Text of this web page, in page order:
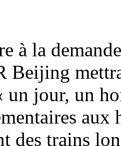
à la
Beijing
un jour, un
aux
des trains